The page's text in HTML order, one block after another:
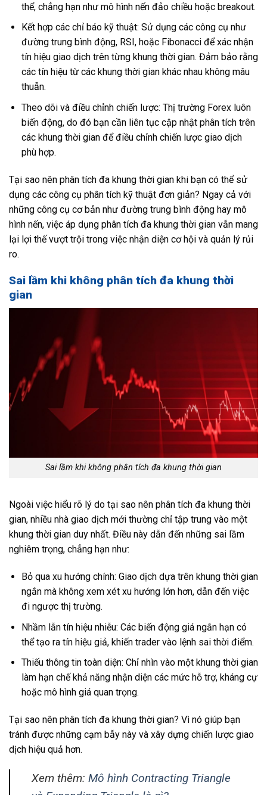
thể, chẳng hạn như mô hình nến đảo chiều hoặc breakout.
Kết hợp các chỉ báo kỹ thuật: Sử dụng các công cụ như
đường trung bình động, RSI, hoặc Fibonacci để xác nhận
tín hiệu giao dịch trên từng khung thời gian. Đảm bảo rằng
các tín hiệu từ các khung thời gian khác nhau không mâu
thuẫn.
Theo dõi và điều chỉnh chiến lược: Thị trường Forex luôn
biến động, do đó bạn cần liên tục cập nhật phân tích trên
các khung thời gian để điều chỉnh chiến lược giao dịch
phù hợp.
Tại sao nên phân tích đa khung thời gian khi bạn có thể sử
dụng các công cụ phân tích kỹ thuật đơn giản? Ngay cả với
những công cụ cơ bản như đường trung bình động hay mô
hình nến, việc áp dụng phân tích đa khung thời gian vẫn mang
lại lợi thế vượt trội trong việc nhận diện cơ hội và quản lý rủi
ro.
Sai lầm khi không phân tích đa khung thời
gian
Sai lầm khi không phân tích đa khung thời gian
Ngoài việc hiểu rõ lý do tại sao nên phân tích đa khung thời
gian, nhiều nhà giao dịch mới thường chỉ tập trung vào một
khung thời gian duy nhất. Điều này dẫn đến những sai lầm
nghiêm trọng, chẳng hạn như:
Bỏ qua xu hướng chính: Giao dịch dựa trên khung thời gian
ngắn mà không xem xét xu hướng lớn hơn, dẫn đến việc
đi ngược thị trường.
Nhầm lẫn tín hiệu nhiễu: Các biến động giá ngắn hạn có
thể tạo ra tín hiệu giả, khiến trader vào lệnh sai thời điểm.
Thiếu thông tin toàn diện: Chỉ nhìn vào một khung thời gian
làm hạn chế khả năng nhận diện các mức hỗ trợ, kháng cự
hoặc mô hình giá quan trọng.
Tại sao nên phân tích đa khung thời gian? Vì nó giúp bạn
tránh được những cạm bẫy này và xây dựng chiến lược giao
dịch hiệu quả hơn.
Xem thêm: Mô hình Contracting Triangle